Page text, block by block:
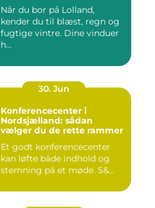
Når du bor på Lolland,
kender du til blæst, regn og
fugtige vintre. Dine vinduer
h...
30. Jun
Konferencecenter i
Nordsjælland: sådan
vælger du de rette rammer
Et godt konferencecenter
kan løfte både indhold og
stemning på et møde. S&...